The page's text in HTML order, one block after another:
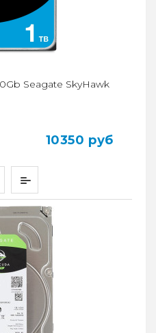
Seagate SkyHawk
10350 руб